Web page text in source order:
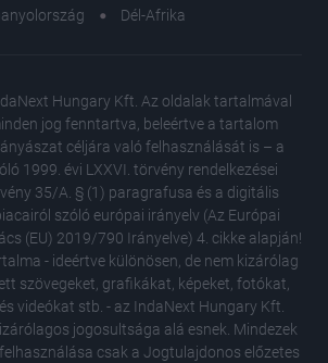
Dél-Afrika
Hungary Kft. Az oldalak tartalmával
jog fenntartva, beleértve a tartalom
céljára való felhasználását is – a
1999. évi LXXVI. törvény rendelkezései
35/A. § (1) paragrafusa és a digitális
szóló európai irányelv (Az Európai
(EU) 2019/790 Irányelve) 4. cikke alapján!
- ideértve különösen, de nem kizárólag
szövegeket, grafikákat, képeket, fotókat,
videókat stb. - az IndaNext Hungary Kft.
jogosultsága alá esnek. Mindezek
csak a Jogtulajdonos előzetes